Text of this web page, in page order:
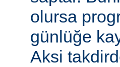
olursa
günlüğe
Aksi